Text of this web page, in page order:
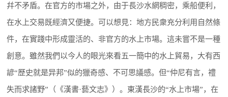
幷不矛盾。在官方的市場之外，由于長沙水網稠密，乘船便利，
在水上交易既經濟又便捷。可以想見：地方民衆充分利用自然條
件，在實踐中形成靈活的、非官方的水上市場。這未嘗不是一種
創意。雖然我們以今人的眼光來看五一簡中的水上貿易，大有西
諺“歷史就是异邦”似的獵奇感、不可思議感。但“仲尼有言，禮
失而求諸野”（《漢書·藝文志》）。東漢長沙的“水上市場”，在